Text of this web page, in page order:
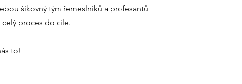
šikovný tým řemeslníků a profesantů
proces do cíle.
to!